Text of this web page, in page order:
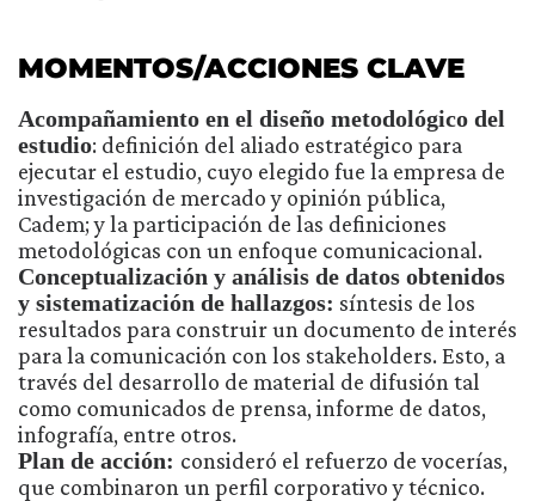
MOMENTOS/ACCIONES CLAVE
Acompañamiento en el diseño metodológico del
estudio: definición del aliado estratégico para
ejecutar el estudio, cuyo elegido fue la empresa de
investigación de mercado y opinión pública,
Cadem; y la participación de las definiciones
metodológicas con un enfoque comunicacional.
Conceptualización y análisis de datos obtenidos
y sistematización de hallazgos: síntesis de los
resultados para construir un documento de interés
para la comunicación con los stakeholders. Esto, a
través del desarrollo de material de difusión tal
como comunicados de prensa, informe de datos,
infografía, entre otros.
Plan de acción: consideró el refuerzo de vocerías,
que combinaron un perfil corporativo y técnico.